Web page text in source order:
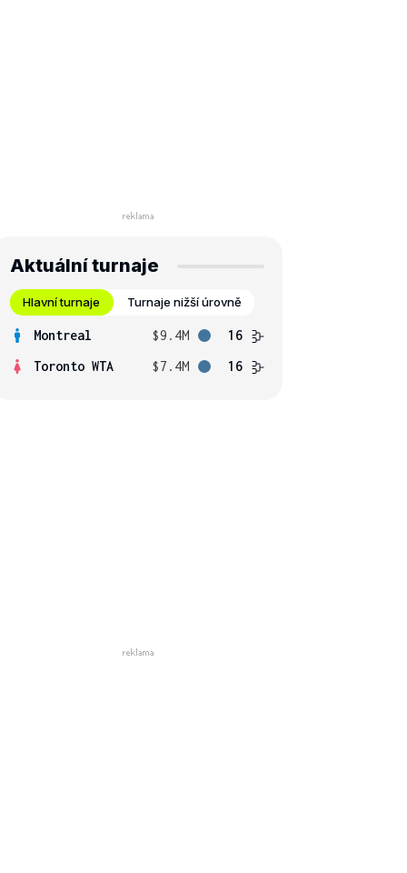
Aktuální turnaje
Hlavní turnaje Turnaje nižší úrovně
Montreal $9.4M
16
Toronto WTA
$7.4M 16